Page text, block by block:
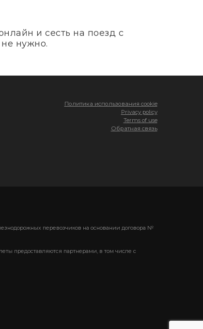
и сесть на поезд с
нужно.
Политика использования cookie
Privacy policy
Terms of use
Обратная связь
перевозчиков на основании договора №
предоставляются партнерами, в том числе с